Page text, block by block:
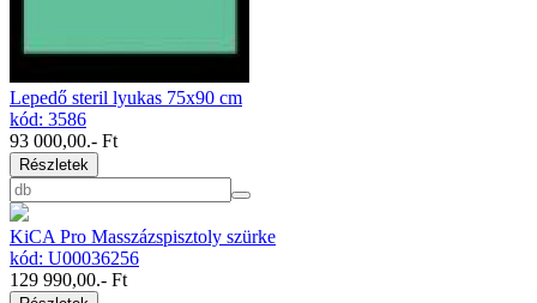
Lepedő steril lyukas 75x90 cm
kód: 3586
93 000,00.- Ft
Részletek
KiCA Pro Masszázspisztoly szürke
kód: U00036256
129 990,00.- Ft